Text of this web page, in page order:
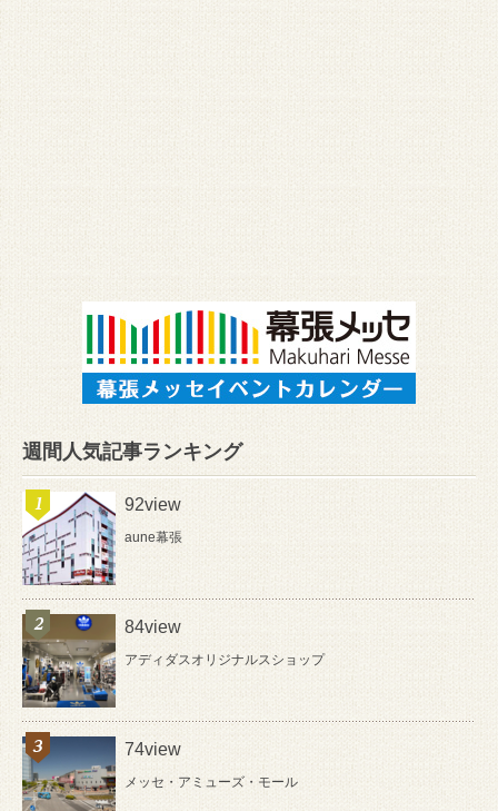
週間人気記事ランキング
92view
aune幕張
84view
アディダスオリジナルスショップ
74view
メッセ・アミューズ・モール